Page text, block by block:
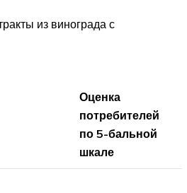
из винограда с
Оценка
потребителей
по 5-бальной
шкале